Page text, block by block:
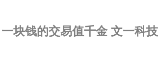
一块钱的交易值千金 文一科